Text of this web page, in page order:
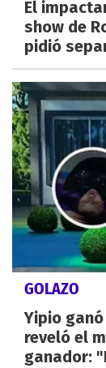
El
show de
pidió
GOLAZO
Yipio
reveló el
ganador: